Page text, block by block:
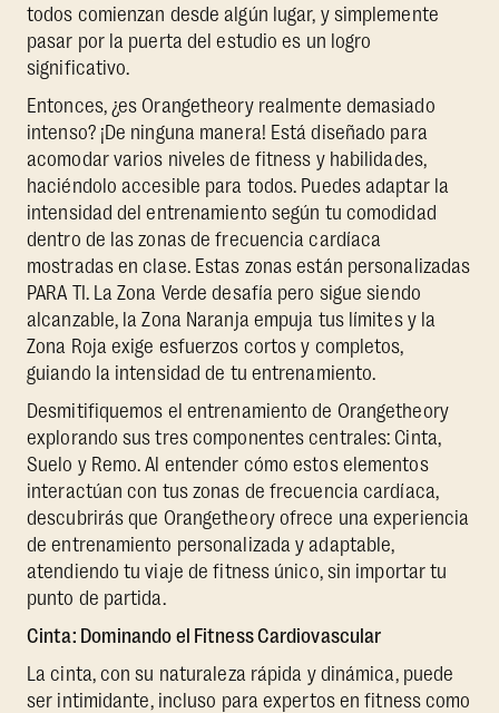
todos comienzan desde algún lugar, y simplemente
pasar por la puerta del estudio es un logro
significativo.
Entonces, ¿es Orangetheory realmente demasiado
intenso? ¡De ninguna manera! Está diseñado para
acomodar varios niveles de fitness y habilidades,
haciéndolo accesible para todos. Puedes adaptar la
intensidad del entrenamiento según tu comodidad
dentro de las zonas de frecuencia cardíaca
mostradas en clase. Estas zonas están personalizadas
PARA TI. La Zona Verde desafía pero sigue siendo
alcanzable, la Zona Naranja empuja tus límites y la
Zona Roja exige esfuerzos cortos y completos,
guiando la intensidad de tu entrenamiento.
Desmitifiquemos el entrenamiento de Orangetheory
explorando sus tres componentes centrales: Cinta,
Suelo y Remo. Al entender cómo estos elementos
interactúan con tus zonas de frecuencia cardíaca,
descubrirás que Orangetheory ofrece una experiencia
de entrenamiento personalizada y adaptable,
atendiendo tu viaje de fitness único, sin importar tu
punto de partida.
Cinta: Dominando el Fitness Cardiovascular
La cinta, con su naturaleza rápida y dinámica, puede
ser intimidante, incluso para expertos en fitness como